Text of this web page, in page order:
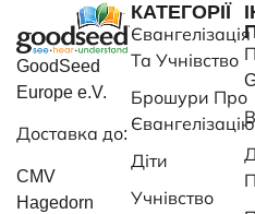
GoodSeed
Europe e.V.
Доставка до:
CMV
Hagedorn
КАТЕГОРІЇ
Євангелізація
Та Учнівство
Брошури Про
Євангелізацію
Діти
Учнівство